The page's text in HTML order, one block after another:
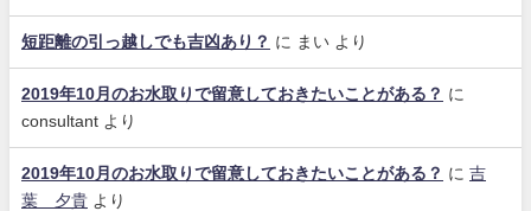
短距離の引っ越しでも吉凶あり？ に まい より
2019年10月のお水取りで留意しておきたいことがある？ に
consultant より
2019年10月のお水取りで留意しておきたいことがある？ に 吉
葉 夕貴 より